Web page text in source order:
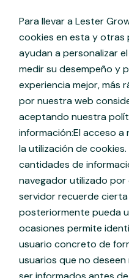
Para llevar a Lester
cookies en esta y otras
ayudan a personalizar
medir su desempeño y
experiencia mejor, más
por nuestra web
aceptando nuestra
información:El acceso
la utilización de
cantidades de
navegador utilizado
servidor recuerde
posteriormente pueda
ocasiones permite
usuario concreto de
usuarios que no